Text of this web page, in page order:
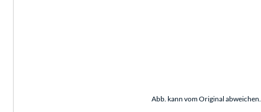
Abb. kann vom Original abweichen.